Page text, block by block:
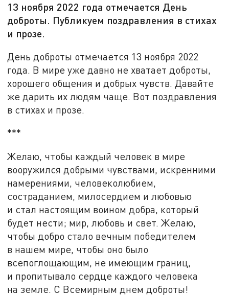
13 ноября 2022 года отмечается День
доброты. Публикуем поздравления в стихах
и прозе.
День доброты отмечается 13 ноября 2022
года. В мире уже давно не хватает доброты,
хорошего общения и добрых чувств. Давайте
же дарить их людям чаще. Вот поздравления
в стихах и прозе.
***
Желаю, чтобы каждый человек в мире
вооружился добрыми чувствами, искренними
намерениями, человеколюбием,
состраданием, милосердием и любовью
и стал настоящим воином добра, который
будет нести; мир, любовь и свет. Желаю,
чтобы добро стало вечным победителем
в нашем мире, чтобы оно было
всепоглощающим, не имеющим границ,
и пропитывало сердце каждого человека
на земле. С Всемирным днем доброты!